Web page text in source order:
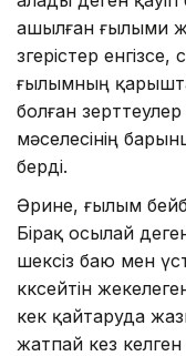
ашылған ғылыми
өзгерістер
ғылымның
болған зерттеулер
мәселесінің
берді.
Әрине, ғылым
Бірақ осылай
шексіз баю мен
көксейтін
кек қайтаруда
жатпай кез келген